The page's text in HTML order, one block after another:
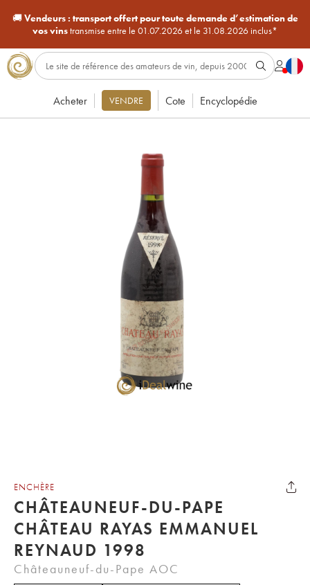
🚚Vendeurs : transport offert pour toute demande d’estimation de
vos vinstransmise entre le 01.07.2026 et le 31.08.2026 inclus*
Acheter VENDRE Cote Encyclopédie
ENCHÈRE
CHÂTEAUNEUF-DU-PAPE
CHÂTEAU RAYAS EMMANUEL
REYNAUD 1998
Châteauneuf-du-Pape AOC